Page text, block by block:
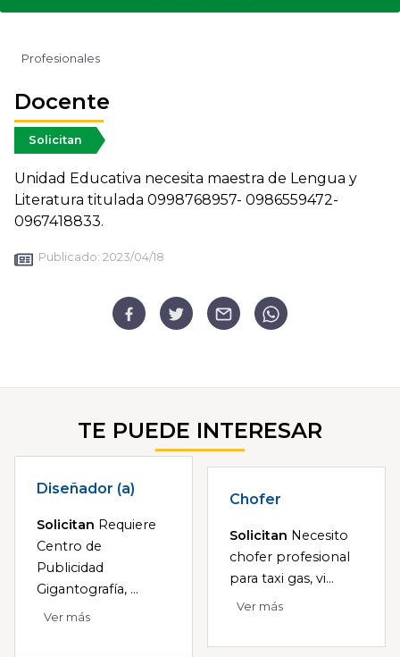
Profesionales
Docente
Solicitan
Unidad Educativa necesita maestra de Lengua y
Literatura titulada 0998768957- 0986559472-
0967418833.
Publicado: 2023/04/18
TE PUEDE INTERESAR
Diseñador (a)
Solicitan Requiere
Centro de
Publicidad
Gigantografía, ...
Ver más
Chofer
Solicitan Necesito
chofer profesional
para taxi gas, vi...
Ver más